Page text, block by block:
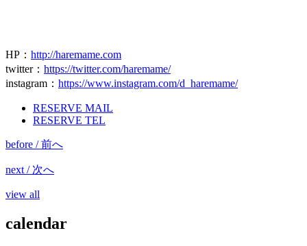
HP ： http://haremame.com
twitter： https://twitter.com/haremame/
instagram ： https://www.instagram.com/d_haremame/
RESERVE MAIL
RESERVE TEL
before / 前へ
next / 次へ
view all
calendar